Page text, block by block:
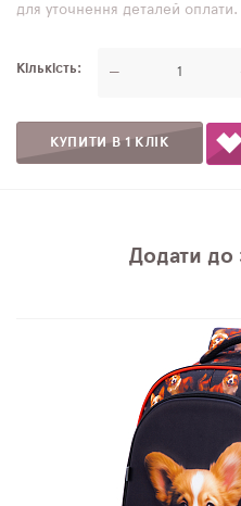
для уточнення деталей оплати.
Кількість —
КУПИТИ В 1 КЛІК
Додати до